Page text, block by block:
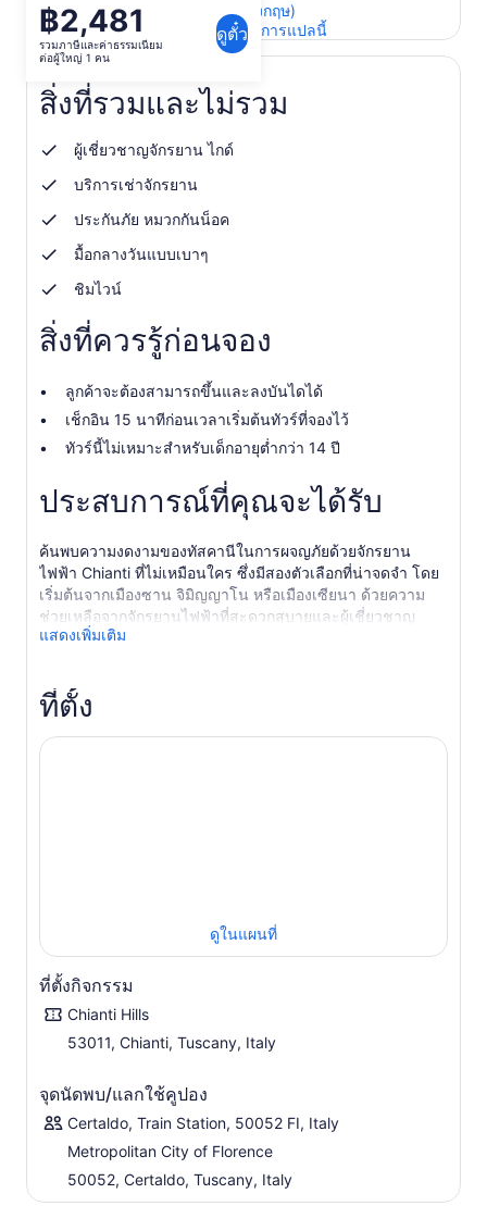
ราคา
อยู่
฿2,481
ต่อ
ผู้ใหญ่
คน
฿2,481
รวมภาษีและค่าธรรมเนียม
ต่อผู้ใหญ่ 1 คน
ดูตั๋ว
ดูข้อความต้นฉบับ (ภาษาอังกฤษ)
ให้คะแนนและความคิดเห็นการแปลนี้
สิ่งที่รวมและไม่รวม
ผู้เชี่ยวชาญจักรยาน ไกด์
บริการเช่าจักรยาน
ประกันภัย หมวกกันน็อค
มื้อกลางวันแบบเบาๆ
ชิมไวน์
สิ่งที่ควรรู้ก่อนจอง
ลูกค้าจะต้องสามารถขึ้นและลงบันไดได้
เช็กอิน 15 นาทีก่อนเวลาเริ่มต้นทัวร์ที่จองไว้
ทัวร์นี้ไม่เหมาะสำหรับเด็กอายุต่ำกว่า 14 ปี
ประสบการณ์ที่คุณจะได้รับ
ค้นพบความงดงามของทัสคานีในการผจญภัยด้วยจักรยาน
ไฟฟ้า Chianti ที่ไม่เหมือนใคร ซึ่งมีสองตัวเลือกที่น่าจดจำ โดย
เริ่มต้นจากเมืองซาน จิมิญญาโน หรือเมืองเซียนา ด้วยความ
ช่วยเหลือจากจักรยานไฟฟ้าที่สะดวกสบายและผู้เชี่ยวชาญ
อย่าง ไกด์ คุณจะได้ปั่นผ่านเนินเขา Chianti ที่สวยงาม ถนน
โรงบ่มไวน์ในท้องถิ่น พร้อมชิมไวน์และรับประทานอาหารกลาง
เข้ากับประสบการณ์อาหารและไวน์แท้ๆ ไม่ว่าคุณจะเลือกเริ่ม
แสดงเพิ่มเติม
ที่ตั้ง
ดูในแผนที่
ที่ตั้งกิจกรรม
Chianti Hills
53011, Chianti, Tuscany, Italy
จุดนัดพบ/แลกใช้คูปอง
Certaldo, Train Station, 50052 FI, Italy
Metropolitan City of Florence
50052, Certaldo, Tuscany, Italy